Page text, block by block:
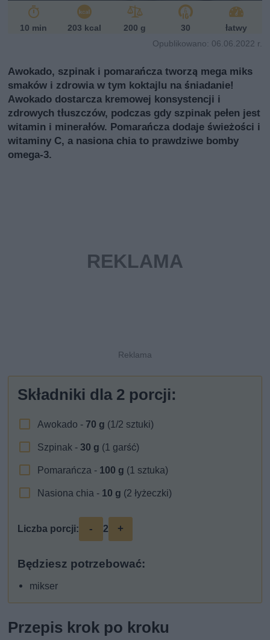
10 min 203 kcal 200 g 30
łatwy
Opublikowano: 06.06.2022 r.
Awokado, szpinak i pomarańcza tworzą mega miks
smaków i zdrowia w tym koktajlu na śniadanie!
Awokado dostarcza kremowej konsystencji i
zdrowych tłuszczów, podczas gdy szpinak pełen jest
witamin i minerałów. Pomarańcza dodaje świeżości i
witaminy C, a nasiona chia to prawdziwe bomby
omega-3.
Składniki dla 2 porcji:
Awokado - 70 g (1/2 sztuki)
Szpinak -30 g (1 garść)
Pomarańcza - 100 g (1 sztuka)
Nasiona chia - 10 g (2 łyżeczki)
Liczba porcji: - 2 +
Będziesz potrzebować:
mikser
Przepis krok po kroku